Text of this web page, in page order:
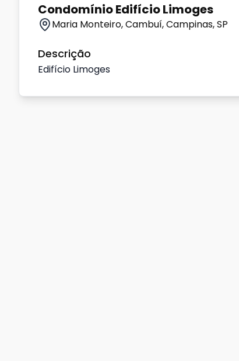
Condomínio Edifício Limoges
Maria Monteiro, Cambuí, Campinas, SP
Descrição
Edifício Limoges